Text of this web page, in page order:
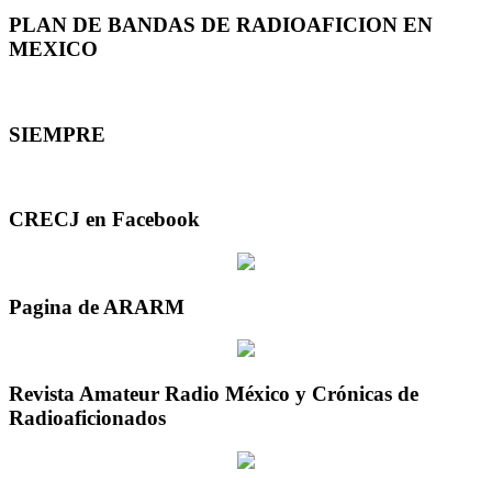
PLAN DE BANDAS DE RADIOAFICION EN
MEXICO
SIEMPRE
CRECJ en Facebook
Pagina de ARARM
Revista Amateur Radio México y Crónicas de
Radioaficionados